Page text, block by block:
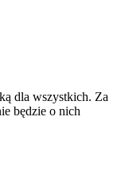
dla wszystkich. Za
będzie o nich